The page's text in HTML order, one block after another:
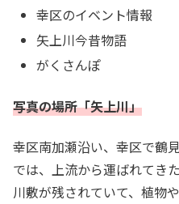
幸区のイベント情報
矢上川今昔物語
がくさんぽ
写真の場所「矢上川」
幸区南加瀬沿い、幸区で鶴
では、上流から運ばれてき
川敷が残されていて、植物